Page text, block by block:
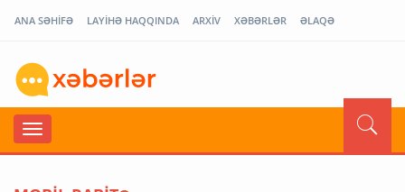
ANA SƏHİFƏ LAYİHƏ HAQQINDA ARXİV XƏBƏRLƏR ƏLAQƏ